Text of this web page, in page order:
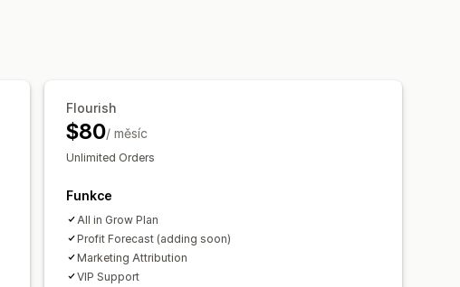
Sledování pixelů
Výkazy pro více obchodů
Flourish
$80/ měsíc
Unlimited Orders
Funkce
All in Grow Plan
Profit Forecast (adding soon)
Marketing Attribution
VIP Support